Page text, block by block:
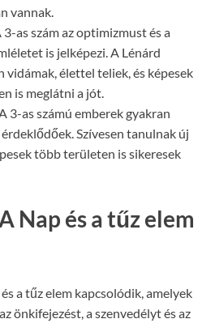
vannak.
3-as szám az optimizmust és a
is jelképezi. A Lénárd
vidámak, élettel teliek, és képesek
is meglátni a jót.
A 3-as számú emberek gyakran
Szívesen tanulnak új
több területen is sikeresek
Nap és a tűz elem
a tűz elem kapcsolódik, amelyek
önkifejezést, a szenvedélyt és az